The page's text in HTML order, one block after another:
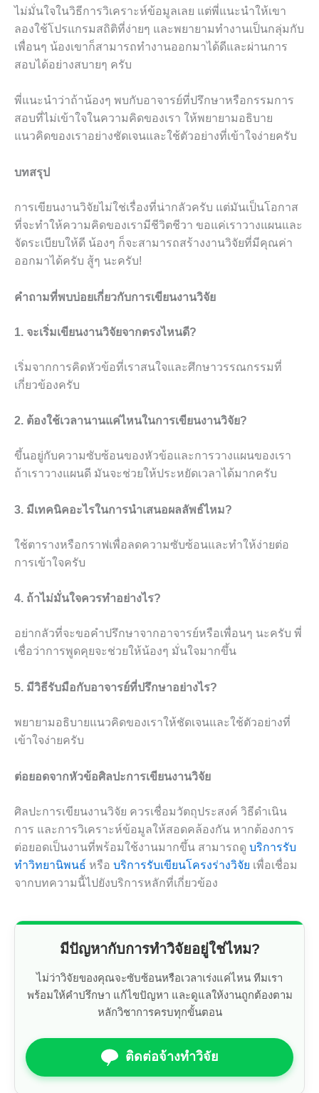
ไม่มั่นใจในวิธีการวิเคราะห์ข้อมูลเลย แต่พี่แนะนำให้เขา
ลองใช้โปรแกรมสถิติที่ง่ายๆ และพยายามทำงานเป็นกลุ่มกับ
เพื่อนๆ น้องเขาก็สามารถทำงานออกมาได้ดีและผ่านการ
สอบได้อย่างสบายๆ ครับ
พี่แนะนำว่าถ้าน้องๆ พบกับอาจารย์ที่ปรึกษาหรือกรรมการ
สอบที่ไม่เข้าใจในความคิดของเรา ให้พยายามอธิบาย
แนวคิดของเราอย่างชัดเจนและใช้ตัวอย่างที่เข้าใจง่ายครับ
บทสรุป
การเขียนงานวิจัยไม่ใช่เรื่องที่น่ากลัวครับ แต่มันเป็นโอกาส
ที่จะทำให้ความคิดของเรามีชีวิตชีวา ขอแค่เราวางแผนและ
จัดระเบียบให้ดี น้องๆ ก็จะสามารถสร้างงานวิจัยที่มีคุณค่า
ออกมาได้ครับ สู้ๆ นะครับ!
คำถามที่พบบ่อยเกี่ยวกับการเขียนงานวิจัย
1. จะเริ่มเขียนงานวิจัยจากตรงไหนดี?
เริ่มจากการคิดหัวข้อที่เราสนใจและศึกษาวรรณกรรมที่
เกี่ยวข้องครับ
2. ต้องใช้เวลานานแค่ไหนในการเขียนงานวิจัย?
ขึ้นอยู่กับความซับซ้อนของหัวข้อและการวางแผนของเรา
ถ้าเราวางแผนดี มันจะช่วยให้ประหยัดเวลาได้มากครับ
3. มีเทคนิคอะไรในการนำเสนอผลลัพธ์ไหม?
ใช้ตารางหรือกราฟเพื่อลดความซับซ้อนและทำให้ง่ายต่อ
การเข้าใจครับ
4. ถ้าไม่มั่นใจควรทำอย่างไร?
อย่ากลัวที่จะขอคำปรึกษาจากอาจารย์หรือเพื่อนๆ นะครับ พี่
เชื่อว่าการพูดคุยจะช่วยให้น้องๆ มั่นใจมากขึ้น
5. มีวิธีรับมือกับอาจารย์ที่ปรึกษาอย่างไร?
พยายามอธิบายแนวคิดของเราให้ชัดเจนและใช้ตัวอย่างที่
เข้าใจง่ายครับ
ต่อยอดจากหัวข้อศิลปะการเขียนงานวิจัย
ศิลปะการเขียนงานวิจัย ควรเชื่อมวัตถุประสงค์ วิธีดำเนิน
การ และการวิเคราะห์ข้อมูลให้สอดคล้องกัน หากต้องการ
ต่อยอดเป็นงานที่พร้อมใช้งานมากขึ้น สามารถดู บริการรับ
ทำวิทยานิพนธ์ หรือ บริการรับเขียนโครงร่างวิจัย เพื่อเชื่อม
จากบทความนี้ไปยังบริการหลักที่เกี่ยวข้อง
มีปัญหากับการทำวิจัยอยู่ใช่ไหม?
ไม่ว่าวิจัยของคุณจะซับซ้อนหรือเวลาเร่งแค่ไหน ทีมเรา
พร้อมให้คำปรึกษา แก้ไขปัญหา และดูแลให้งานถูกต้องตาม
หลักวิชาการครบทุกขั้นตอน
ติดต่อจ้างทำวิจัย